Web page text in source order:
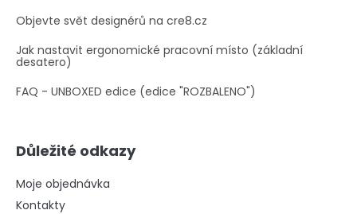
Objevte svět designérů na cre8.cz
Jak nastavit ergonomické pracovní místo (základní
desatero)
FAQ - UNBOXED edice (edice "ROZBALENO")
Důležité odkazy
Moje objednávka
Kontakty